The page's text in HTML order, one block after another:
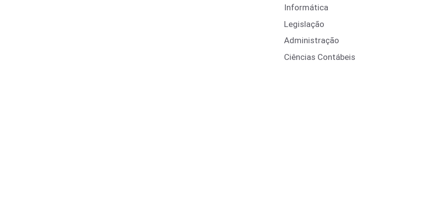
Informática
Legislação
Administração
Ciências Contábeis